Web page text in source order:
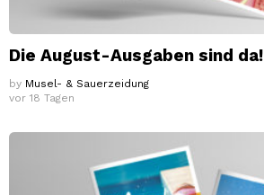
Die August-Ausgaben sind da!
by Musel- & Sauerzeidung
vor 18 Tagen